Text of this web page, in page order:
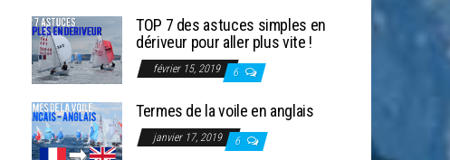
TOP 7 des astuces simples en
dériveur pour aller plus vite !
février 15, 2019 6
Termes de la voile en anglais
janvier 17, 2019 6